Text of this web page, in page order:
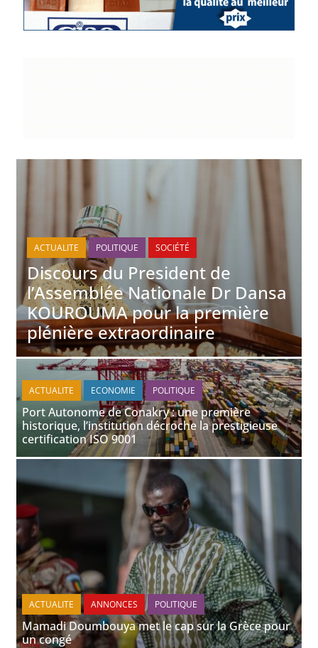
ACTUALITE POLITIQUE SOCIÉTÉ
Discours du President de
l’Assemblée Nationale Dr Dansa
KOUROUMA pour la première
plénière extraordinaire
ACTUALITE ECONOMIE POLITIQUE
Port Autonome de Conakry : une première
historique, l’institution décroche la prestigieuse
certification ISO 9001
ACTUALITE ANNONCES POLITIQUE
Mamadi Doumbouya met le cap sur la Grèce pour
un congé